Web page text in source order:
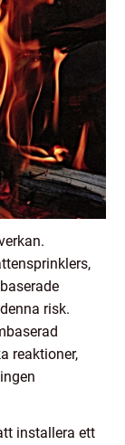
risk.
reaktioner,
installera ett